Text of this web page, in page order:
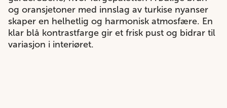
og oransjetoner med innslag av turkise nyanser
skaper en helhetlig og harmonisk atmosfære. En
klar blå kontrastfarge gir et frisk pust og bidrar til
variasjon i interiøret.